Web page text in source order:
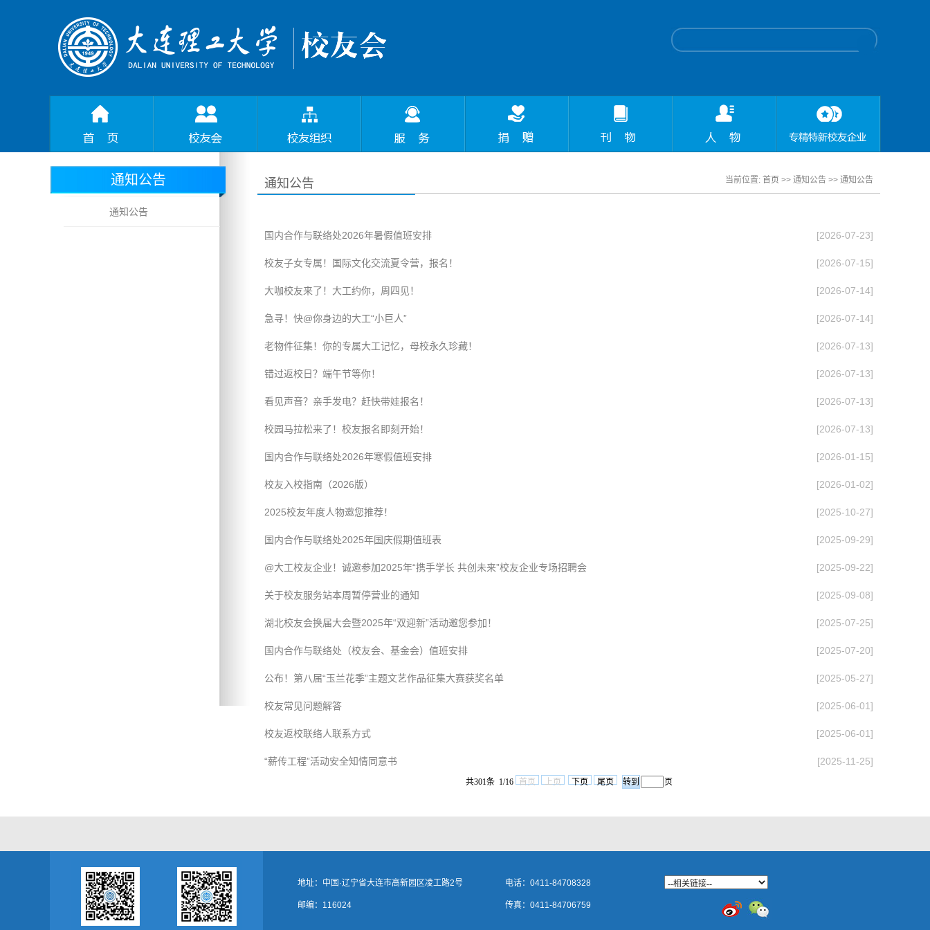
通知公告
通知公告
通知公告 当前位置: 首页 >> 通知公告 >> 通知公告
国内合作与联络处2026年暑假值班安排 [2026-07-23]
校友子女专属！国际文化交流夏令营，报名！ [2026-07-15]
大咖校友来了！大工约你，周四见！ [2026-07-14]
急寻！快@你身边的大工“小巨人” [2026-07-14]
老物件征集！你的专属大工记忆，母校永久珍藏！ [2026-07-13]
错过返校日？端午节等你！ [2026-07-13]
看见声音？亲手发电？赶快带娃报名！ [2026-07-13]
校园马拉松来了！校友报名即刻开始！ [2026-07-13]
国内合作与联络处2026年寒假值班安排 [2026-01-15]
校友入校指南（2026版） [2026-01-02]
2025校友年度人物邀您推荐！ [2025-10-27]
国内合作与联络处2025年国庆假期值班表 [2025-09-29]
@大工校友企业！诚邀参加2025年“携手学长 共创未来”校友企业专场招聘会 [2025-09-22]
关于校友服务站本周暂停营业的通知 [2025-09-08]
湖北校友会换届大会暨2025年“双迎新”活动邀您参加！ [2025-07-25]
国内合作与联络处（校友会、基金会）值班安排 [2025-07-20]
公布！第八届“玉兰花季”主题文艺作品征集大赛获奖名单 [2025-05-27]
校友常见问题解答 [2025-06-01]
校友返校联络人联系方式 [2025-06-01]
“薪传工程”活动安全知情同意书 [2025-11-25]
共301条 1/16 首页 上页 下页 尾页 页
地址：中国·辽宁省大连市高新园区凌工路2号
邮编：116024
电话：0411-84708328
传真：0411-84706759